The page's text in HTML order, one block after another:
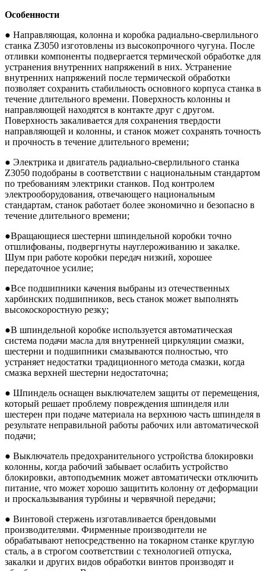
Особенности
● Направляющая, колонна и коробка радиально-сверлильного
станка Z3050 изготовлены из высокопрочного чугуна. После
отливки компоненты подвергается термической обработке для
устранения внутренних напряжений в них. Устранение
внутренних напряжений после термической обработки
позволяет сохранить стабильность основного корпуса станка в
течение длительного времени. Поверхность колонны и
направляющей находятся в контакте друг с другом.
Поверхность закаливается для сохранения твердости
направляющей и колонны, и станок может сохранять точность
и прочность в течение длительного времени;
● Электрика и двигатель радиально-сверлильного станка
Z3050 подобраны в соответствии с национальным стандартом
по требованиям электрики станков. Под контролем
электрооборудования, отвечающего национальным
стандартам, станок работает более экономично и безопасно в
течение длительного времени;
●Вращающиеся шестерни шпиндельной коробки точно
отшлифованы, подвергнуты науглероживанию и закалке.
Шум при работе коробки передач низкий, хорошее
передаточное усилие;
●Все подшипники качения выбраны из отечественных
харбинских подшипников, весь станок может выполнять
высокоскоростную резку;
●В шпиндельной коробке используется автоматическая
система подачи масла для внутренней циркуляции смазки,
шестерни и подшипники смазываются полностью, что
устраняет недостатки традиционного метода смазки, когда
смазка верхней шестерни недостаточна;
● Шпиндель оснащен выключателем защиты от перемещения,
который решает проблему повреждения шпинделя или
шестерен при подаче материала на верхнюю часть шпинделя в
результате неправильной работы рабочих или автоматической
подачи;
● Выключатель предохранительного устройства блокировки
колонны, когда рабочий забывает ослабить устройство
блокировки, автоподъемник может автоматически отключить
питание, что может хорошо защитить колонну от деформации
и проскальзывания турбины и червячной передачи;
● Винтовой стержень изготавливается брендовыми
производителями. Фирменные производители не
обрабатывают непосредственно на токарном станке круглую
сталь, а в строгом соответствии с технологией отпуска,
закалки и других видов обработки винтов производят и